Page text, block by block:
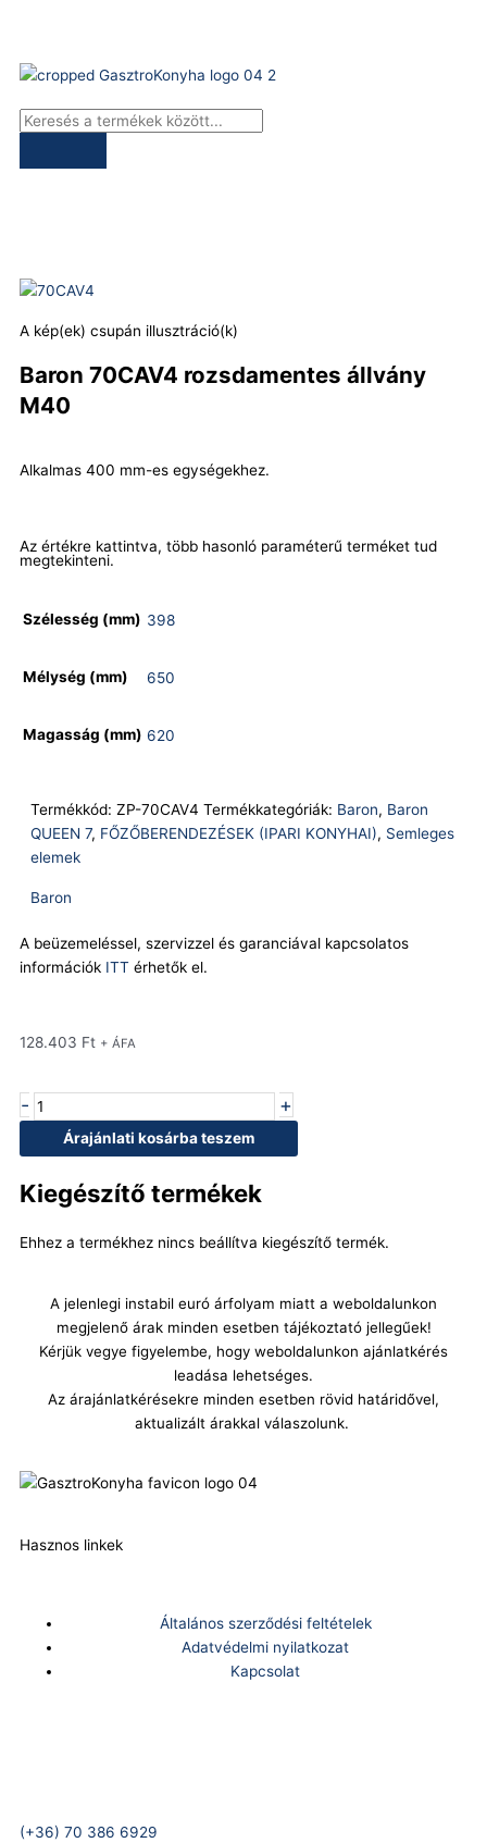
Products
A kép(ek) csupán illusztráció(k)
Baron 70CAV4 rozsdamentes állvány
M40
Alkalmas 400 mm-es egységekhez.
Az értékre kattintva, több hasonló paraméterű terméket tud
megtekinteni.
Szélesség (mm) 398
Mélység (mm) 650
Magasság (mm) 620
Termékkód: ZP-70CAV4 Termékkategóriák: Baron, Baron
QUEEN 7, FŐZŐBERENDEZÉSEK (IPARI KONYHAI), Semleges
elemek
Baron
A beüzemeléssel, szervizzel és garanciával kapcsolatos
információk ITT érhetők el.
128.403 Ft + ÁFA
- Baron
70CAV4
rozsdamentes
M40
+
Árajánlati kosárba teszem
Kiegészítő termékek
Ehhez a termékhez nincs beállítva kiegészítő termék.
A jelenlegi instabil euró árfolyam miatt a weboldalunkon
megjelenő árak minden esetben tájékoztató jellegűek!
Kérjük vegye figyelembe, hogy weboldalunkon ajánlatkérés
leadása lehetséges.
Az árajánlatkérésekre minden esetben rövid határidővel,
aktualizált árakkal válaszolunk.
Hasznos linkek
Általános szerződési feltételek
Adatvédelmi nyilatkozat
Kapcsolat
(+36) 70 386 6929